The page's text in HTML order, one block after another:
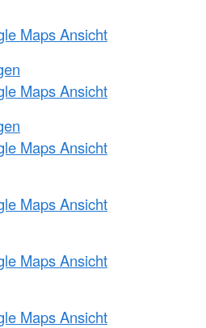
Maps Ansicht
Maps Ansicht
Maps Ansicht
Maps Ansicht
Maps Ansicht
Maps Ansicht